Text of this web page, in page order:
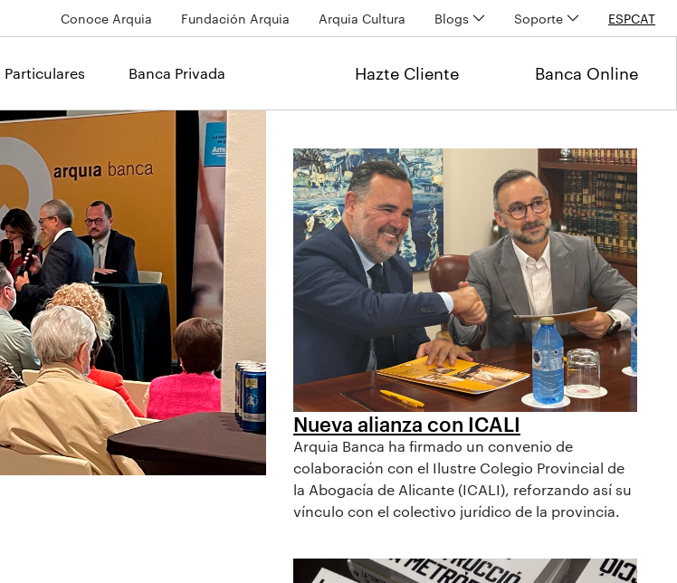
Conoce Arquia Fundación Arquia Arquia Cultura Blogs Soporte ESPCAT
Particulares Banca Privada Hazte Cliente Banca Online
Nueva alianza con ICALI
Arquia Banca ha firmado un convenio de
colaboración con el Ilustre Colegio Provincial de
la Abogacía de Alicante (ICALI), reforzando así su
vínculo con el colectivo jurídico de la provincia.